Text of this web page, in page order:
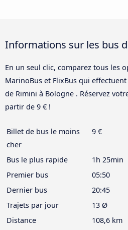
Informations sur les bus
En un seul clic, comparez tous les
MarinoBus et FlixBus qui
de Rimini à Bologne . Réservez
partir de 9 € !
Billet de bus le moins
cher
9 €
Bus le plus rapide
1h 25min
Premier bus
05:50
Dernier bus
20:45
Trajets par jour
13 Ø
Distance
108,6 km